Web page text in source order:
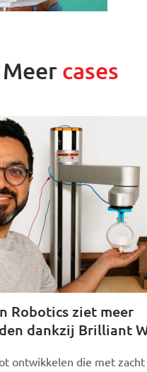
Meer cases
Robotics ziet meer
dankzij Brilliant
ontwikkelen die met